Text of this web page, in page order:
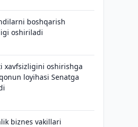
boshqarish
oshiriladi
xavfsizligini oshirishga
loyihasi Senatga
biznes vakillari